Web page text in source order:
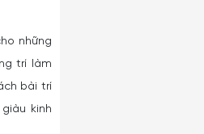
những
trí làm
bài trí
kinh